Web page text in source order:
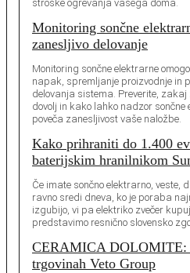
stroške ogrevanja vašega doma.
Monitoring sončne
zanesljivo delovanje
Monitoring sončne elektrarne
napak, spremljanje proizvodnje in
delovanja sistema. Preverite,
dovolj in kako lahko nadzor
poveča zanesljivost vaše naložbe.
Kako prihraniti do 1.400
baterijskim hranilnikom
Če imate sončno elektrarno, veste,
ravno sredi dneva, ko je poraba
izgubijo, vi pa elektriko zvečer
predstavimo resnično slovensko
CERAMICA
trgovinah Veto Group